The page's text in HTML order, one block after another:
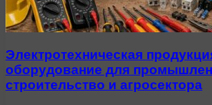
Электротехническая
оборудование для
строительство и агросектора